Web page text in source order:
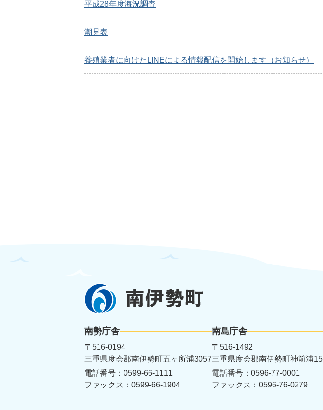
平成28年度海況調査
潮見表
養殖業者に向けたLINEによる情報配信を開始します（お知らせ）
町
南勢庁舎
〒516-0194
三重県度会郡南伊勢町五ヶ所浦3057
電話番号：0599-66-1111
ファックス：0599-66-1904
南島庁舎
〒516-1492
三重県度会郡南伊勢町神前浦15
電話番号：0596-77-0001
ファックス：0596-76-0279